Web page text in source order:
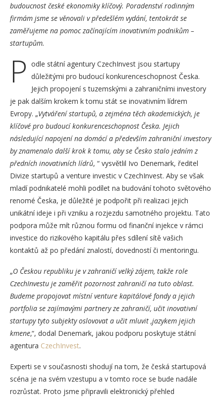
budoucnost české ekonomiky klíčový. Poradenství rodinným
firmám jsme se věnovali v předešlém vydání, tentokrát se
zaměřujeme na pomoc začínajícím inovativním podnikům –
startupům.
P odle státní agentury CzechInvest jsou startupy
důležitými pro budoucí konkurenceschopnost Česka.
Jejich propojení s tuzemskými a zahraničními investory
je pak dalším krokem k tomu stát se inovativním lídrem
Evropy. „Vytváření startupů, a zejména těch akademických, je
klíčové pro budoucí konkurenceschopnost Česka. Jejich
následující napojení na domácí a především zahraniční investory
by znamenalo další krok k tomu, aby se Česko stalo jedním z
předních inovativních lídrů, “ vysvětlil Ivo Denemark, ředitel
Divize startupů a venture investic v CzechInvest. Aby se však
mladí podnikatelé mohli podílet na budování tohoto světového
renomé Česka, je důležité je podpořit při realizaci jejich
unikátní ideje i při vzniku a rozjezdu samotného projektu. Tato
podpora může mít různou formu od finanční injekce v rámci
investice do rizikového kapitálu přes sdílení sítě vašich
kontaktů až po předání znalostí, dovedností či mentoringu.
„O Českou republiku je v zahraničí velký zájem, takže role
CzechInvestu je zaměřit pozornost zahraničí na tuto oblast.
Budeme propojovat místní venture kapitálové fondy a jejich
portfolia se zajímavými partnery ze zahraničí, učit inovativní
startupy tyto subjekty oslovovat a učit mluvit ,jazykem jejich
kmene‚“, dodal Denemark, jakou podporu poskytuje státní
agentura CzechInvest.
Experti se v současnosti shodují na tom, že česká startupová
scéna je na svém vzestupu a v tomto roce se bude nadále
rozrůstat. Proto jsme připravili elektronický přehled